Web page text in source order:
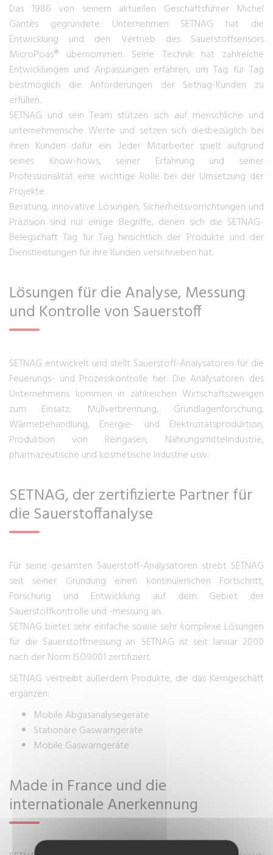
Das 1986 von seinem aktuellen Geschäftsführer Michel
Gantès gegründete Unternehmen SETNAG hat die
Entwicklung und den Vertrieb des Sauerstoffsensors
MicroPoas® übernommen. Seine Technik hat zahlreiche
Entwicklungen und Anpassungen erfahren, um Tag für Tag
bestmöglich die Anforderungen der Setnag-Kunden zu
erfüllen.
SETNAG und sein Team stützen sich auf menschliche und
unternehmerische Werte und setzen sich diesbezüglich bei
ihren Kunden dafür ein. Jeder Mitarbeiter spielt aufgrund
seines Know-hows, seiner Erfahrung und seiner
Professionalität eine wichtige Rolle bei der Umsetzung der
Projekte.
Beratung, innovative Lösungen, Sicherheitsvorrichtungen und
Präzision sind nur einige Begriffe, denen sich die SETNAG-
Belegschaft Tag für Tag hinsichtlich der Produkte und der
Dienstleistungen für ihre Kunden verschrieben hat.
Lösungen für die Analyse, Messung
und Kontrolle von Sauerstoff
SETNAG entwickelt und stellt Sauerstoff-Analysatoren für die
Feuerungs- und Prozesskontrolle her. Die Analysatoren des
Unternehmens kommen in zahlreichen Wirtschaftszweigen
zum Einsatz: Müllverbrennung, Grundlagenforschung,
Wärmebehandlung, Energie- und Elektrizitätsproduktion,
Produktion von Reingasen, Nahrungsmittelindustrie,
pharmazeutische und kosmetische Industrie usw.
SETNAG, der zertifizierte Partner für
die Sauerstoffanalyse
Für seine gesamten Sauerstoff-Analysatoren strebt SETNAG
seit seiner Gründung einen kontinuierlichen Fortschritt,
Forschung und Entwicklung auf dem Gebiet der
Sauerstoffkontrolle und -messung an.
SETNAG bietet sehr einfache sowie sehr komplexe Lösungen
für die Sauerstoffmessung an. SETNAG ist seit Januar 2000
nach der Norm ISO9001 zertifiziert.
SETNAG vertreibt außerdem Produkte, die das Kerngeschäft
ergänzen:
Mobile Abgasanalysegeräte
Stationäre Gaswarngeräte
Mobile Gaswarngeräte
Made in France und die
internationale Anerkennung